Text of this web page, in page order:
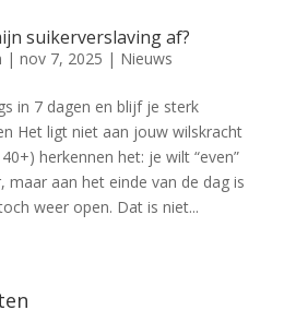
suikerverslaving af?
| nov 7, 2025 | Nieuws
in 7 dagen en blijf je sterk
Het ligt niet aan jouw wilskracht
herkennen het: je wilt “even”
maar aan het einde van de dag is
weer open. Dat is niet...